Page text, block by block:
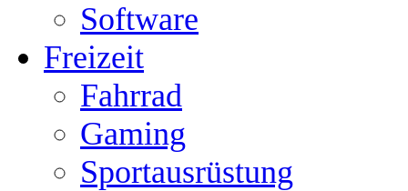
Software
Freizeit
Fahrrad
Gaming
Sportausrüstung